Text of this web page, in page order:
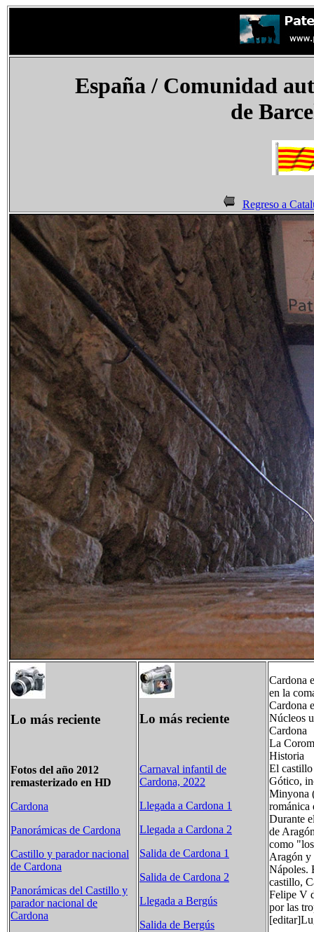
España/ Comunidad
de
Regreso a
Lo más reciente
Fotos del año 2012
remasterizado en HD
Cardona
Panorámicas de Cardona
Castillo y parador nacional
de Cardona
Panorámicas del Castillo y
parador nacional de
Cardona
Lo más reciente
Carnaval infantil de
Cardona, 2022
Llegada a Cardona 1
Llegada a Cardona 2
Salida de Cardona 1
Salida de Cardona 2
Llegada a Bergús
Salida de Bergús
Cardona
en la
Cardona
La
Historia
El
Gótico,
Minyona
románica
Durante
de
como
Aragón y
Nápoles.
castillo,
Felipe V
por las